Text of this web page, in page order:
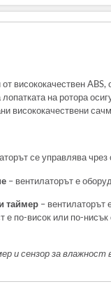
висококачествен
лопатката на ротора
висококачествени
се управлява
– вентилаторът е
таймер – вентилаторът
е по-висок или по-
и сензор за